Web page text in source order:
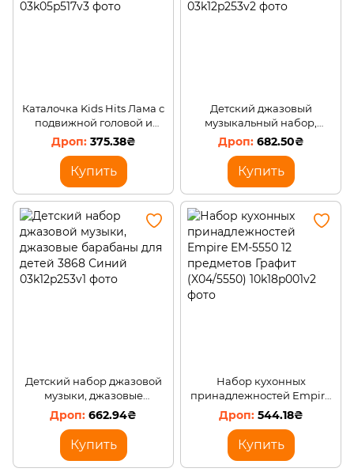
Каталочка Kids Hits Лама с
подвижной головой и
шнурком для тягания
375.38₴
Купить
Детский джазовый
музыкальный набор,
джазовых барабанов для
детей 3868 Розовый
682.50₴
Купить
Детский набор джазовой
музыки, джазовые
барабаны для детей 3868
662.94₴
Купить
Набор кухонных
принадлежностей Empire
EM-5550 12 предметов
Графит (X04/5550)
544.18₴
Купить